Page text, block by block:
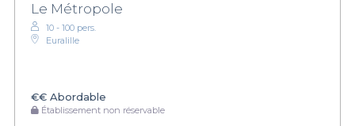
Le Métropole
10 - 100 pers.
Euralille
€€ Abordable
Établissement non réservable